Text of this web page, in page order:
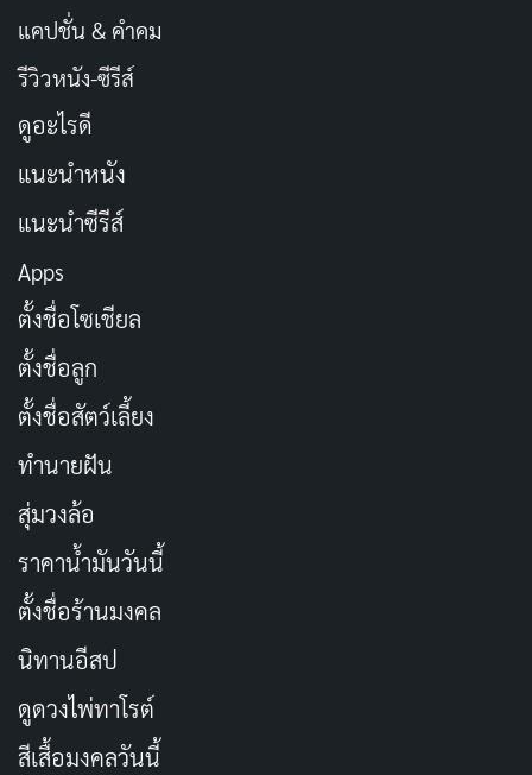
แคปชั่น & คำคม
รีวิวหนัง-ซีรีส์
ดูอะไรดี
แนะนำหนัง
แนะนำซีรีส์
Apps
ตั้งชื่อโซเชียล
ตั้งชื่อลูก
ตั้งชื่อสัตว์เลี้ยง
ทำนายฝัน
สุ่มวงล้อ
ราคาน้ำมันวันนี้
ตั้งชื่อร้านมงคล
นิทานอีสป
ดูดวงไพ่ทาโรต์
สีเสื้อมงคลวันนี้